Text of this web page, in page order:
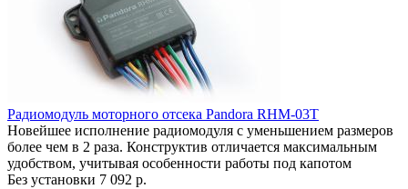
Радиомодуль моторного отсека Pandora RHM-03T
Новейшее исполнение радиомодуля с уменьшением размеров
более чем в 2 раза. Конструктив отличается максимальным
удобством, учитывая особенности работы под капотом
Без установки 7 092 р.